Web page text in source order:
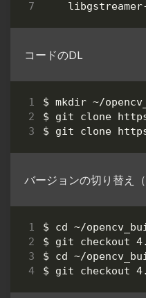
コードのDL
$ mkdir ~/
バージョンの切り替え
$ cd
$ cd